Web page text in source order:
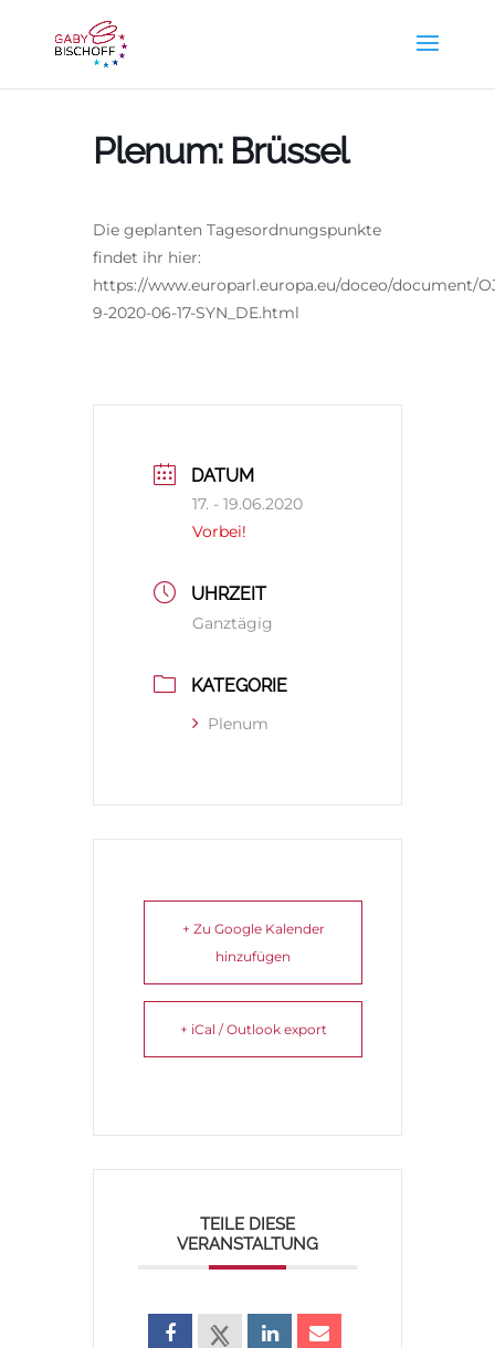
Plenum: Brüssel
Die geplanten Tagesordnungspunkte
findet ihr hier:
https://www.europarl.europa.eu/doceo/document/
9-2020-06-17-SYN_DE.html
DATUM
17. - 19.06.2020
Vorbei!
UHRZEIT
Ganztägig
KATEGORIE
Plenum
+ Zu Google Kalender
hinzufügen
+ iCal / Outlook export
TEILE DIESE
VERANSTALTUNG